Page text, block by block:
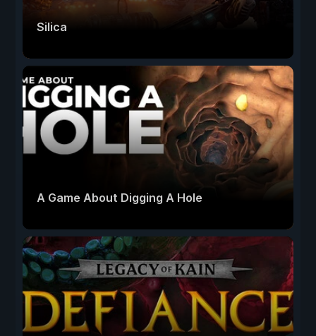
Silica
A Game About Digging A Hole